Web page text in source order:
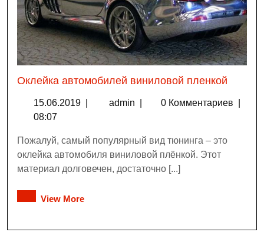
Оклейка автомобилей виниловой пленкой
15.06.2019 admin 0 Комментариев
08:07
Пожалуй, самый популярный вид тюнинга – это
оклейка автомобиля виниловой плёнкой. Этот
материал долговечен, достаточно [...]
View More